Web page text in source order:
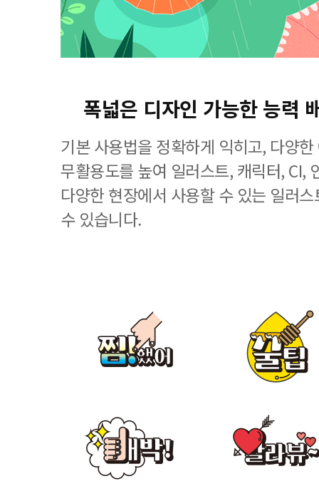
폭넓은 디자인 가능한 능력
기본 사용법을 정확하게 익히고, 다양
무활용도를 높여 일러스트, 캐릭터, CI,
다양한 현장에서 사용할 수 있는 일러
수 있습니다.